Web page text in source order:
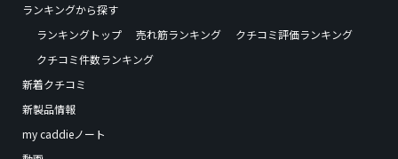
ランキングから探す
ランキングトップ
売れ筋ランキング
クチコミ評価ランキング
クチコミ件数ランキング
新着クチコミ
新製品情報
my caddieノート